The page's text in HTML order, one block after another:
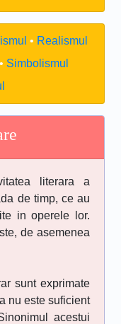
Realismul
Simbolismul
literara a
de timp, ce au
in operele lor.
de asemenea
sunt exprimate
nu este suficient
acestui